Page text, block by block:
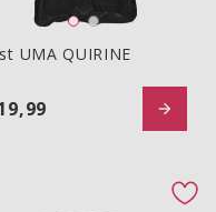
UMA QUIRINE
UMA QUIRINE